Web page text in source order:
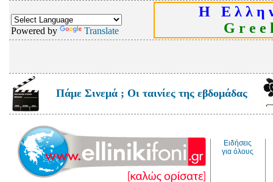
Powered by Translate
Η Ε λ λ η
G r e e
Πάμε Σινεμά ; Οι ταινίες της εβδομάδας
Ειδήσεις
για όλους